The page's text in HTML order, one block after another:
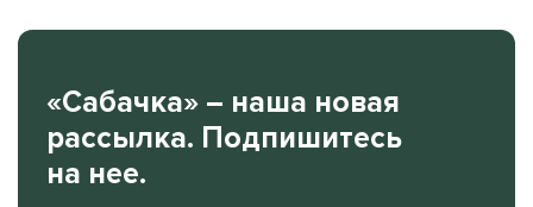
«Сабачка» – наша новая
рассылка. Подпишитесь
на нее.